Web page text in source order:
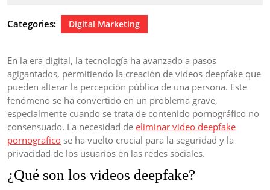
Categories: Digital Marketing
En la era digital, la tecnología ha avanzado a pasos
agigantados, permitiendo la creación de videos deepfake que
pueden alterar la percepción pública de una persona. Este
fenómeno se ha convertido en un problema grave,
especialmente cuando se trata de contenido pornográfico no
consensuado. La necesidad de eliminar video deepfake
pornografico se ha vuelto crucial para la seguridad y la
privacidad de los usuarios en las redes sociales.
¿Qué son los videos deepfake?